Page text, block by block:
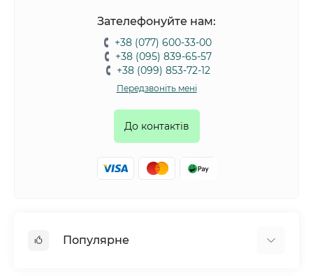
Зателефонуйте нам:
+38 (077) 600-33-00
+38 (095) 839-65-57
+38 (099) 853-72-12
Передзвоніть мені
До контактів
Популярне